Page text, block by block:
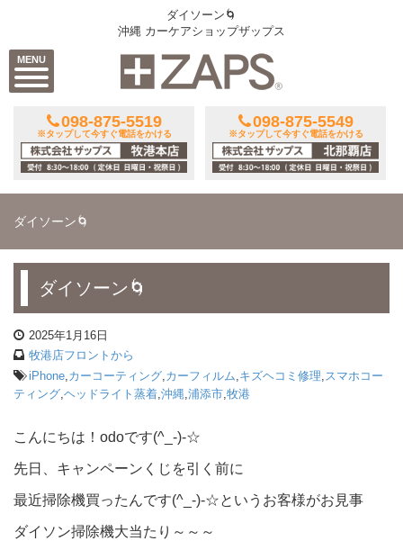
MENU
ダイソーン🌀
沖縄 カーケアショップザップス
098-875-5519
※タップして今すぐ電話をかける
098-875-5549
※タップして今すぐ電話をかける
ダイソーン🌀
ダイソーン🌀
2025年1月16日
牧港店フロントから
iPhone カーコーティング カーフィルム キズヘコミ修理 スマホコー
ティング ヘッドライト蒸着 沖縄 浦添市 牧港
こんにちは！odoです(^_-)-☆
先日、キャンペーンくじを引く前に
最近掃除機買ったんです(^_-)-☆というお客様がお見事
ダイソン掃除機大当たり～～～